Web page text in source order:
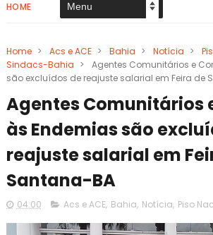
HOME
Home > Acs e ACE > Bahia > Notícia >
Sindacs-Bahia >
Agentes Comunitários e
são excluídos de reajuste salarial em Feira de
Agentes Comunitários
às Endemias são
reajuste salarial em
Santana-BA
04:00 Acs e ACE, Bahia, Notícia, Piso